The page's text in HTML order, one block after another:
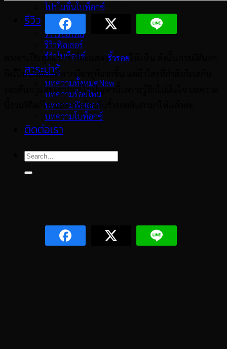
โปรโมชั่นโบท็อกซ์
รีวิว
รีวิวร้อยไหม
รีวิวฟิลเลอร์
รีวิวโบท็อกซ์
สาระน่ารู้
บทความทั้งหมด
บทความร้อยไหม
บทความฟิลเลอร์
บทความโบท็อกซ์
ติดต่อเรา
ดวงตาเป็นจุดแรกๆ ที่จะแสดง ริ้วรอย
จึงเป็นเรื่องปกติหากมีอายุที่มากขึ้น แต่ถ้าใครที่กำลังกังวลกับ
รอยตีนกาและอยากแก้ไขปัญหานี้เพราะรู้สึกไม่มั่นใจ บทความ
นี้รวมวิธีแก้ไข และการป้องกันริ้วรอยตีนกามาให้แล้วค่ะ